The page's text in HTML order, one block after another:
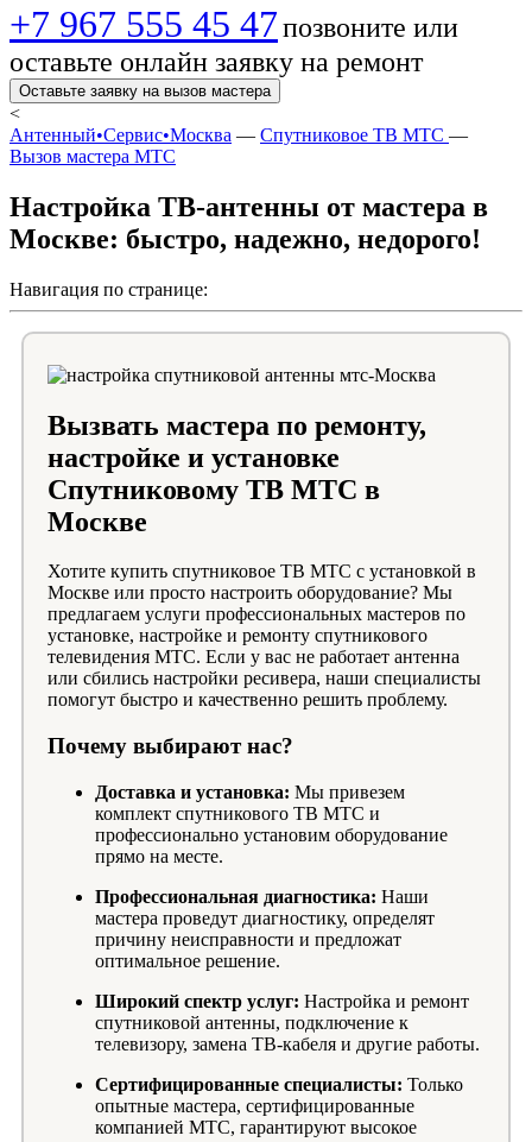
+7 967 555 45 47позвоните или
оставьте онлайн заявку на ремонт
Оставьте заявку на вызов мастера
<
Антенный•Сервис•Москва — Спутниковое ТВ МТС —
Вызов мастера МТС
Настройка ТВ-антенны от мастера в
Москве: быстро, надежно, недорого!
Навигация по странице:
Вызвать мастера по ремонту,
настройке и установке
Спутниковому ТВ МТС в
Москве
Хотите купить спутниковое ТВ МТС с установкой в
Москве или просто настроить оборудование? Мы
предлагаем услуги профессиональных мастеров по
установке, настройке и ремонту спутникового
телевидения МТС. Если у вас не работает антенна
или сбились настройки ресивера, наши специалисты
помогут быстро и качественно решить проблему.
Почему выбирают нас?
Доставка и установка: Мы привезем
комплект спутникового ТВ МТС и
профессионально установим оборудование
прямо на месте.
Профессиональная диагностика: Наши
мастера проведут диагностику, определят
причину неисправности и предложат
оптимальное решение.
Широкий спектр услуг: Настройка и ремонт
спутниковой антенны, подключение к
телевизору, замена ТВ-кабеля и другие работы.
Сертифицированные специалисты: Только
опытные мастера, сертифицированные
компанией МТС, гарантируют высокое